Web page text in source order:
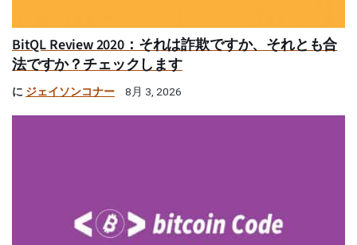
BitQL Review 2020：それは詐欺ですか、それとも合
法ですか？チェックします
に ジェイソンコナー 8月 3, 2026